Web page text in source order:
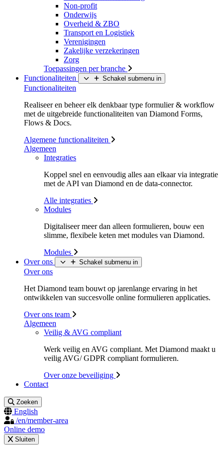
Non-profit
Onderwijs
Overheid & ZBO
Transport en Logistiek
Verenigingen
Zakelijke verzekeringen
Zorg
Toepassingen per branche
Functionaliteiten
Schakel submenu in
Functionaliteiten
Realiseer en beheer elk denkbaar type formulier & workflow
met de uitgebreide functionaliteiten van Diamond Forms,
Flows & Docs.
Algemene functionaliteiten
Algemeen
Integraties
Koppel snel en eenvoudig alles aan elkaar via integratie
met de API van Diamond en de data-connector.
Alle integraties
Modules
Digitaliseer meer dan alleen formulieren, bouw een
slimme, flexibele keten met modules van Diamond.
Modules
Over ons
Schakel submenu in
Over ons
Het Diamond team bouwt op jarenlange ervaring in het
ontwikkelen van succesvolle online formulieren applicaties.
Over ons team
Algemeen
Veilig & AVG compliant
Werk veilig en AVG compliant. Met Diamond maakt u
veilig AVG/ GDPR compliant formulieren.
Over onze beveiliging
Contact
Zoeken
English
/en/member-area
Online demo
Sluiten